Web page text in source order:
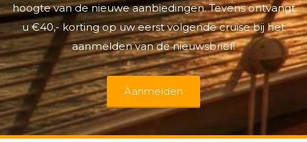
hoogte van de nieuwe aanbiedingen. Tevens ontvangt
u €40,- korting op uw eerst volgende cruise bij het
aanmelden van de nieuwsbrief!
Aanmelden